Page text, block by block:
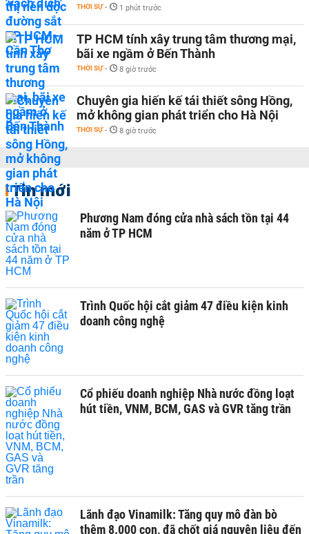
THỜI SỰ - 1 phút trước
TP HCM tính xây trung tâm thương mại,
bãi xe ngầm ở Bến Thành
THỜI SỰ - 8 giờ trước
Chuyên gia hiến kế tái thiết sông Hồng,
mở không gian phát triển cho Hà Nội
THỜI SỰ - 8 giờ trước
Tin mới
Phương Nam đóng cửa nhà sách tồn tại 44
năm ở TP HCM
Trình Quốc hội cắt giảm 47 điều kiện kinh
doanh công nghệ
Cổ phiếu doanh nghiệp Nhà nước đồng loạt
hút tiền, VNM, BCM, GAS và GVR tăng trần
Lãnh đạo Vinamilk: Tăng quy mô đàn bò
thêm 8.000 con, đã chốt giá nguyên liệu đến